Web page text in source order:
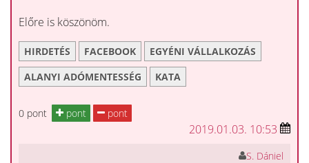
Előre is köszönöm.
HIRDETÉS FACEBOOK
EGYÉNI VÁLLALKOZÁS
ALANYI ADÓMENTESSÉG
KATA
0 pont pont pont
2019.01.03. 10:53
S. Dániel